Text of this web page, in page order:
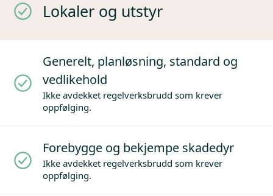
Lokaler og utstyr
Generelt, planløsning, standard og
vedlikehold
Ikke avdekket regelverksbrudd som krever
oppfølging.
Forebygge og bekjempe skadedyr
Ikke avdekket regelverksbrudd som krever
oppfølging.